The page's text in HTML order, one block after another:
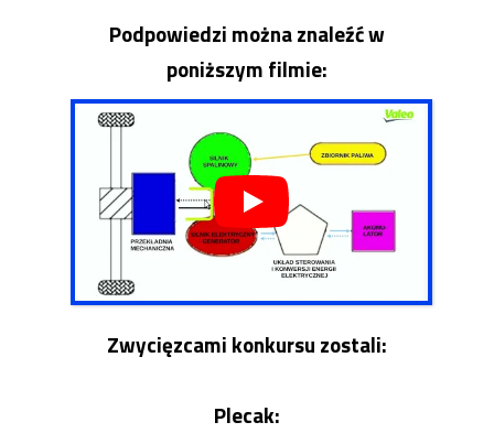
Podpowiedzi można znaleźć w
poniższym filmie:
Zwycięzcami konkursu zostali:
Plecak: